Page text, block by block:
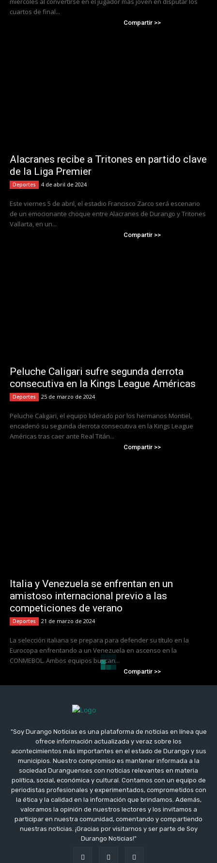
cuartos de final...
Compartir >>
Alacranes recibe a Tritones en partido clave
de la Liga Premier
Deportes 4 de abril de 2024
Este viernes 5 de abril, el estadio Francisco Zarco será escenario
de un emocionante choque entre Alacranes de Durango y Tritones
Vallarta, en un...
Compartir >>
Peluche Caligari sufre segunda derrota
consecutiva en la Kings League Américas
Deportes 25 de marzo de 2024
Peluche Caligari, el equipo liderado por los hermanos Montiel,
encadenó su segunda derrota consecutiva en la Kings League
Américas tras caer ante Real Titán...
Compartir >>
Italia y Venezuela se enfrentan en un
amistoso internacional previo a las
competiciones de verano
Deportes 21 de marzo de 2024
La selección italiana se prepara para defender su título en la
Eurocopa enfrentando a un Venezuela en ascenso en la
CONMEBOL. Ambos equipos buscan...
Compartir >>
"Soy Durango Noticias es una plataforma de noticias en línea que
ofrece información actualizada y veraz sobre los
acontecimientos más importantes en el estado de Durango y sus
municipios. Nuestro compromiso es mantener informada a la
sociedad Duranguenses con noticias relevantes en materia
política, social, económica y cultural. Contamos con un equipo de
periodistas profesionales y experimentados, comprometidos con
la ética y la calidad en la información que brindamos. Además,
valoramos la opinión de nuestros lectores y los invitamos a
participar en nuestra comunidad, comentando y compartiendo
nuestras noticias. ¡Gracias por visitarnos y ser parte de Soy
Durango Noticias!"